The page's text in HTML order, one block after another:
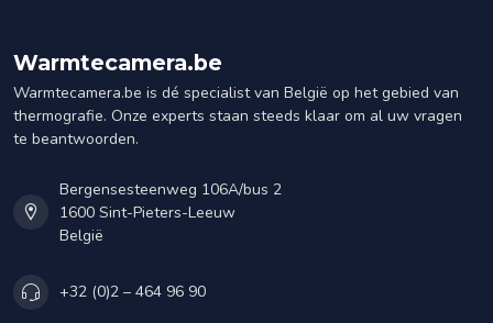
Warmtecamera.be
Warmtecamera.be is dé specialist van België op het gebied van
thermografie. Onze experts staan steeds klaar om al uw vragen
te beantwoorden.
Bergensesteenweg 106A/bus 2
1600 Sint-Pieters-Leeuw
België
+32 (0)2 – 464 96 90